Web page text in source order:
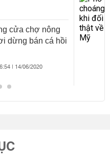
cửa chợ nông
dừng bán cá hồi
| 14/06/2020